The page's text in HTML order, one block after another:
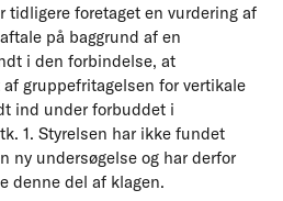
tidligere foretaget en vurdering af
på baggrund af en
i den forbindelse, at
gruppefritagelsen for vertikale
ind under forbuddet i
1. Styrelsen har ikke fundet
ny undersøgelse og har derfor
denne del af klagen.